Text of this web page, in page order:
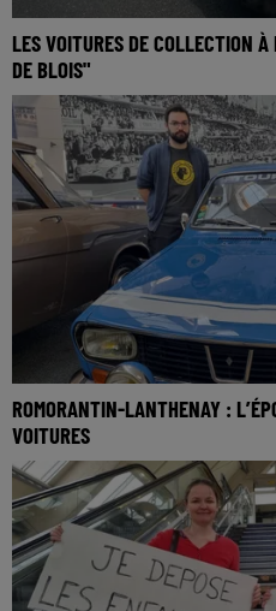
LES VOITURES DE COLLECTION
DE BLOIS"
ROMORANTIN-LANTHENAY :
VOITURES